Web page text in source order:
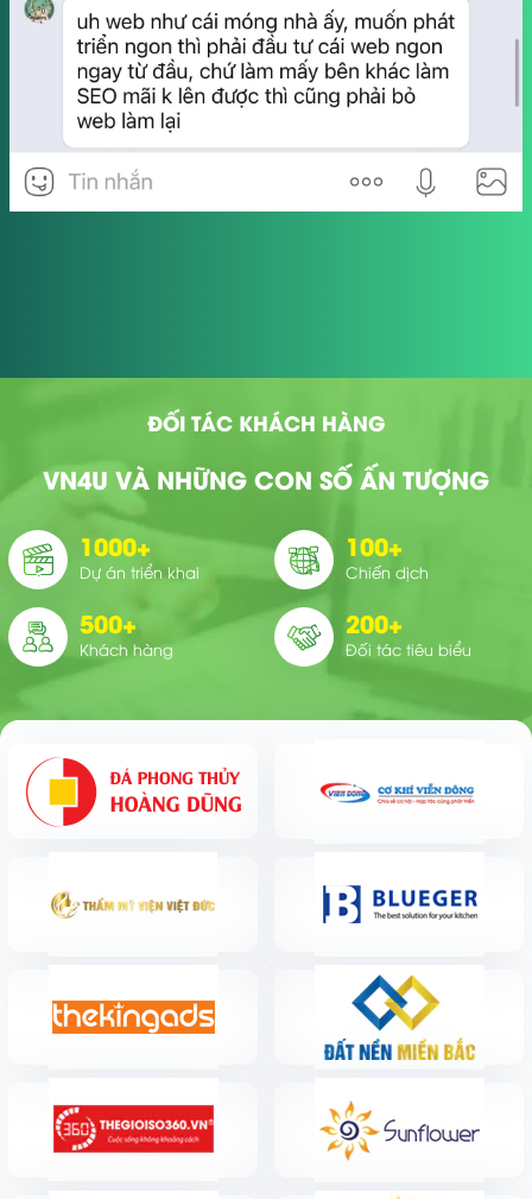
ĐỐI TÁC KHÁCH HÀNG
VN4U VÀ NHỮNG CON SỐ ẤN TƯỢNG
1000+
Dự án triển khai
100+
Chiến dịch
500+
Khách hàng
200+
Đối tác tiêu biểu